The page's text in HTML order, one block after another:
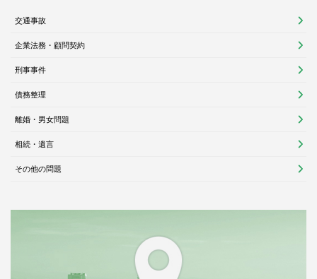
交通事故
企業法務・顧問契約
刑事事件
債務整理
離婚・男女問題
相続・遺言
その他の問題